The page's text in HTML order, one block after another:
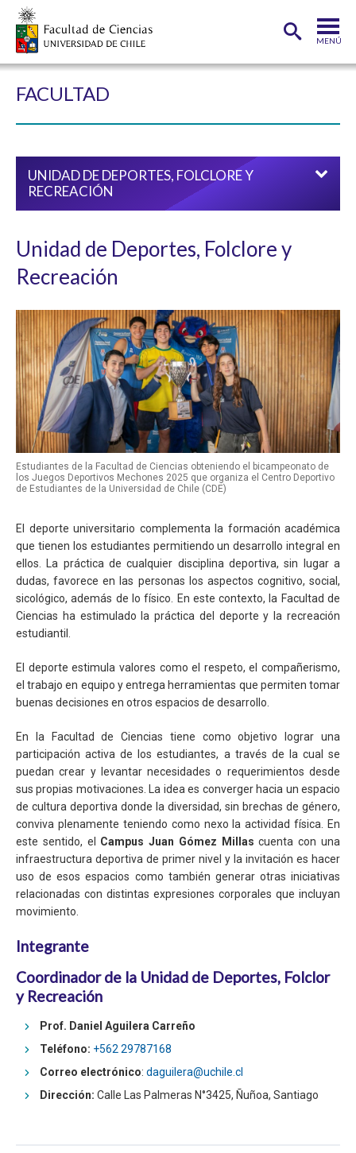
MENÚ
CARRERAS
POSTGRADOS
INVESTIGACIÓN
ESTUDIANTES ACADÉMICOS
FUNCIONARIOS EGRESADOS
FACULTAD
UNIDAD DE DEPORTES, FOLCLORE Y
RECREACIÓN
Unidad de Deportes, Folclore y
Recreación
Estudiantes de la Facultad de Ciencias obteniendo el bicampeonato de
los Juegos Deportivos Mechones 2025 que organiza el Centro Deportivo
de Estudiantes de la Universidad de Chile (CDE)
El deporte universitario complementa la formación académica
que tienen los estudiantes permitiendo un desarrollo integral en
ellos. La práctica de cualquier disciplina deportiva, sin lugar a
dudas, favorece en las personas los aspectos cognitivo, social,
sicológico, además de lo físico. En este contexto, la Facultad de
Ciencias ha estimulado la práctica del deporte y la recreación
estudiantil.
El deporte estimula valores como el respeto, el compañerismo,
el trabajo en equipo y entrega herramientas que permiten tomar
buenas decisiones en otros espacios de desarrollo.
En la Facultad de Ciencias tiene como objetivo lograr una
participación activa de los estudiantes, a través de la cual se
puedan crear y levantar necesidades o requerimientos desde
sus propias motivaciones. La idea es converger hacia un espacio
de cultura deportiva donde la diversidad, sin brechas de género,
conviva plenamente teniendo como nexo la actividad física. En
este sentido, el Campus Juan Gómez Millas cuenta con una
infraestructura deportiva de primer nivel y la invitación es hacer
uso de esos espacios como también generar otras iniciativas
relacionadas con distintas expresiones corporales que incluyan
movimiento.
Integrante
Coordinador de la Unidad de Deportes, Folclor
y Recreación
Prof. Daniel Aguilera Carreño
Teléfono: +562 29787168
Correo electrónico: daguilera@uchile.cl
Dirección: Calle Las Palmeras N°3425, Ñuñoa, Santiago